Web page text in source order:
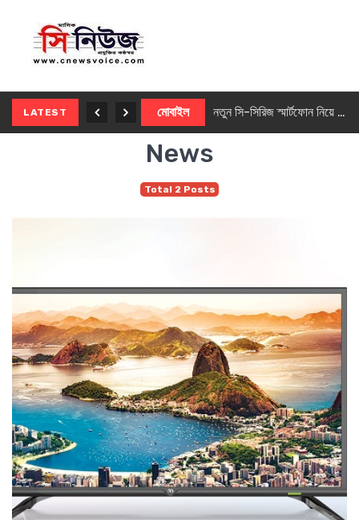
LATEST মোবাইল নতুন সি-সিরিজ স্মার্টফোন নিয়ে আসছে রিয়েলমি
News
Total 2 Posts